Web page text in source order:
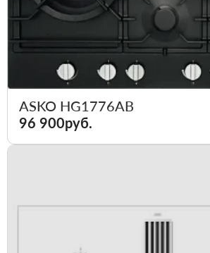
ASKO HG1776AB
96 900руб.